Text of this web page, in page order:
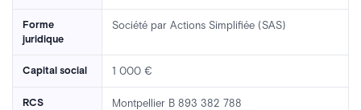
Forme
juridique
Société par Actions Simplifiée (SAS)
Capital social 1 000 €
RCS Montpellier B 893 382 788